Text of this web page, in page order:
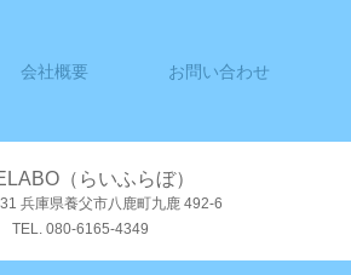
会社概要 お問い合わせ
（らいふらぼ）
兵庫県養父市八鹿町九鹿 492-6
TEL. 080-6165-4349